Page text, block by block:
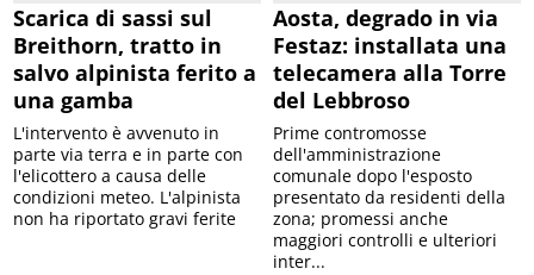
Scarica di sassi sul
Breithorn, tratto in
salvo alpinista ferito a
una gamba
L'intervento è avvenuto in
parte via terra e in parte con
l'elicottero a causa delle
condizioni meteo. L'alpinista
non ha riportato gravi ferite
Aosta, degrado in via
Festaz: installata una
telecamera alla Torre
del Lebbroso
Prime contromosse
dell'amministrazione
comunale dopo l'esposto
presentato da residenti della
zona; promessi anche
maggiori controlli e ulteriori
inter...